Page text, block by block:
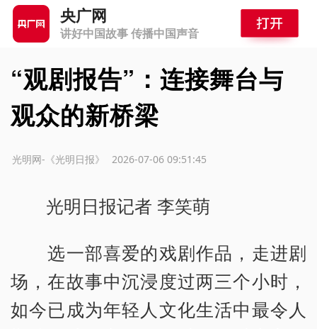
央广网
讲好中国故事 传播中国声音
“观剧报告”：连接舞台与
观众的新桥梁
2026-07-06 09:51:45
光明网-《光明日报》
光明日报记者 李笑萌
选一部喜爱的戏剧作品，走进剧
场，在故事中沉浸度过两三个小时，
如今已成为年轻人文化生活中最令人